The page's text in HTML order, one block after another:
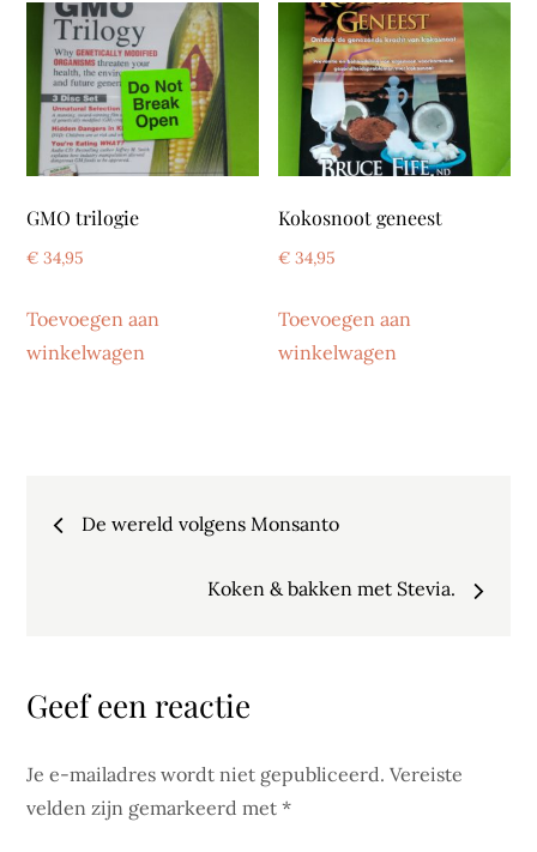
GMO trilogie
€ 34,95
Toevoegen aan
winkelwagen
Kokosnoot geneest
€ 34,95
Toevoegen aan
winkelwagen
Bericht
navigatie
De wereld volgens Monsanto
Koken & bakken met Stevia.
Geef een reactie
Je e-mailadres wordt niet gepubliceerd. Vereiste
velden zijn gemarkeerd met*